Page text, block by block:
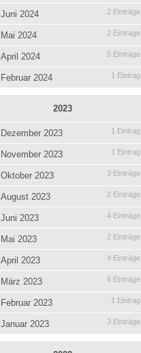
Juni 2024 2 Einträge
Mai 2024 2 Einträge
April 2024 5 Einträge
Februar 2024 1 Eintrag
2023
Dezember 2023 1 Eintrag
November 2023 1 Eintrag
Oktober 2023 3 Einträge
August 2023 2 Einträge
Juni 2023 4 Einträge
Mai 2023 2 Einträge
April 2023 4 Einträge
März 2023 6 Einträge
Februar 2023 1 Eintrag
Januar 2023 3 Einträge